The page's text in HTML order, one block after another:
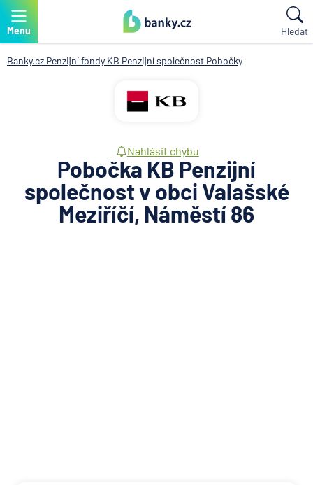
Menu Hledat
Banky.cz Penzijní fondy KB Penzijní společnost Pobočky
Nahlásit chybu
Pobočka KB Penzijní
společnost v obci Valašské
Meziříčí, Náměstí 86